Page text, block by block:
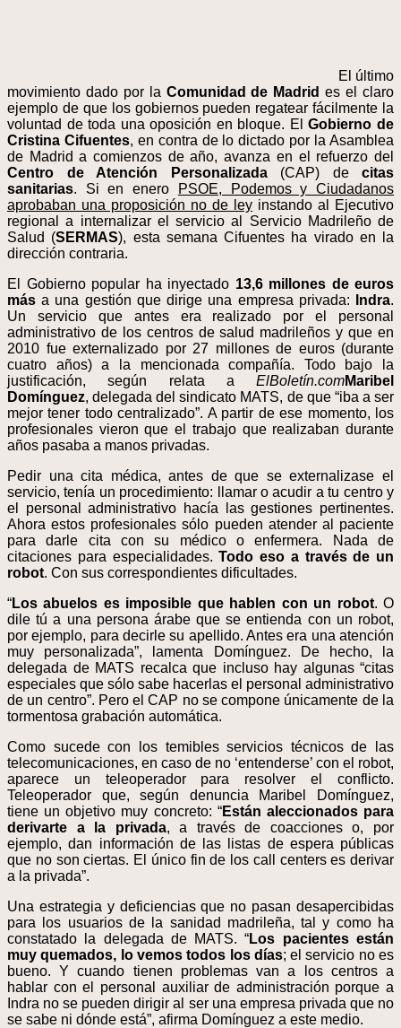
El último
movimiento dado por la Comunidad de Madrid es el claro
ejemplo de que los gobiernos pueden regatear fácilmente la
voluntad de toda una oposición en bloque. ElGobierno de
Cristina Cifuentes, en contra de lo dictado por la Asamblea
de Madrid a comienzos de año, avanza en el refuerzo del
Centro de Atención Personalizada(CAP) de citas
sanitarias. Si en enero
PSOE, Podemos y Ciudadanos
aprobaban una proposición no de ley instando al Ejecutivo
regional a internalizar el servicio al Servicio Madrileño de
Salud (SERMAS), esta semana Cifuentes ha virado en la
dirección contraria.
El Gobierno popular ha inyectado 13,6 millones de euros
más a una gestión que dirige una empresa privada: Indra.
Un servicio que antes era realizado por el personal
administrativo de los centros de salud madrileños y que en
2010 fue externalizado por 27 millones de euros (durante
cuatro años) a la mencionada compañía. Todo bajo la
justificación, según relata a ElBoletín.comMaribel
Domínguez, delegada del sindicato MATS, de que “iba a ser
mejor tener todo centralizado”. A partir de ese momento, los
profesionales vieron que el trabajo que realizaban durante
años pasaba a manos privadas.
Pedir una cita médica, antes de que se externalizase el
servicio, tenía un procedimiento: llamar o acudir a tu centro y
el personal administrativo hacía las gestiones pertinentes.
Ahora estos profesionales sólo pueden atender al paciente
para darle cita con su médico o enfermera. Nada de
citaciones para especialidades.Todo eso a través de un
robot. Con sus correspondientes dificultades.
“Los abuelos es imposible que hablen con un robot. O
dile tú a una persona árabe que se entienda con un robot,
por ejemplo, para decirle su apellido. Antes era una atención
muy personalizada”, lamenta Domínguez. De hecho, la
delegada de MATS recalca que incluso hay algunas “citas
especiales que sólo sabe hacerlas el personal administrativo
de un centro”. Pero el CAP no se compone únicamente de la
tormentosa grabación automática.
Como sucede con los temibles servicios técnicos de las
telecomunicaciones, en caso de no ‘entenderse’ con el robot,
aparece un teleoperador para resolver el conflicto.
Teleoperador que, según denuncia Maribel Domínguez,
tiene un objetivo muy concreto: “Están aleccionados para
derivarte a la privada, a través de coacciones o, por
ejemplo, dan información de las listas de espera públicas
que no son ciertas. El único fin de los call centers es derivar
a la privada”.
Una estrategia y deficiencias que no pasan desapercibidas
para los usuarios de la sanidad madrileña, tal y como ha
constatado la delegada de MATS. “Los pacientes están
muy quemados, lo vemos todos los días; el servicio no es
bueno. Y cuando tienen problemas van a los centros a
hablar con el personal auxiliar de administración porque a
Indra no se pueden dirigir al ser una empresa privada que no
se sabe ni dónde está”, afirma Domínguez a este medio.